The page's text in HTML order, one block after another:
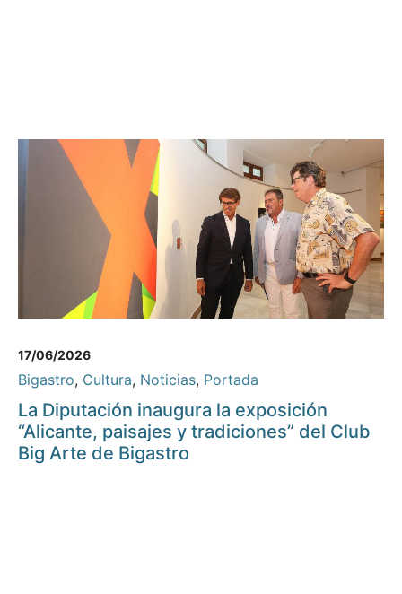
17/06/2026
Bigastro, Cultura, Noticias, Portada
La Diputación inaugura la exposición
“Alicante, paisajes y tradiciones” del Club
Big Arte de Bigastro